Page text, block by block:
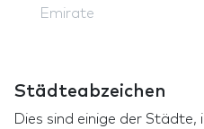
Emirate
Städteabzeichen
Dies sind einige der Städte,